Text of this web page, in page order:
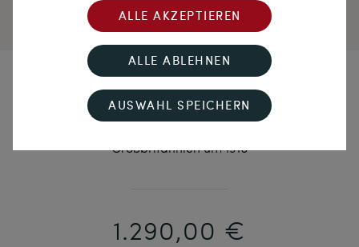
Dämmerungsfarben
Großbritannien um 1910
1.290,00 €
ALLE AKZEPTIEREN
ALLE ABLEHNEN
AUSWAHL SPEICHERN